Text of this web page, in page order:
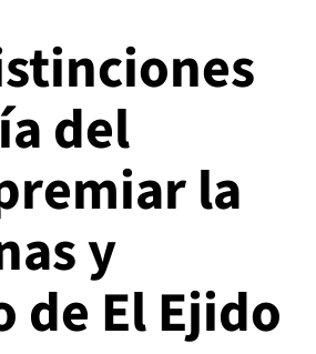
del
la
y
El Ejido